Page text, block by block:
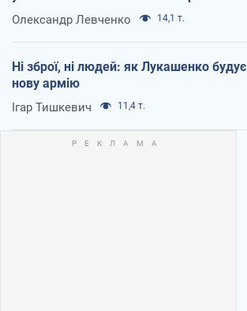
Олександр Левченко 14,1 т.
Ні зброї, ні людей: як Лукашенко будує
нову армію
Ігар Тишкевич 11,4 т.